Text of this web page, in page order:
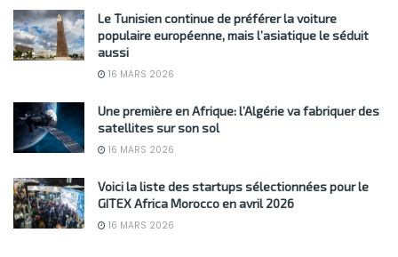
Le Tunisien continue de préférer la voiture
populaire européenne, mais l’asiatique le séduit
aussi
16 MARS 2026
Une première en Afrique: l’Algérie va fabriquer des
satellites sur son sol
16 MARS 2026
Voici la liste des startups sélectionnées pour le
GITEX Africa Morocco en avril 2026
16 MARS 2026